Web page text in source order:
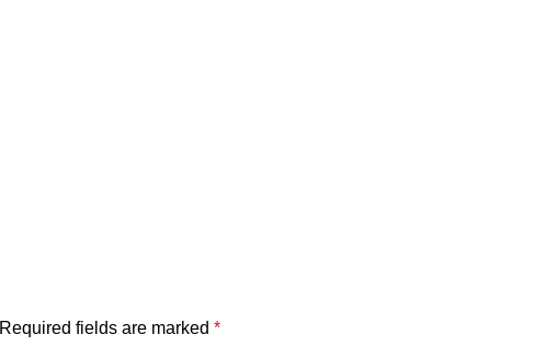
Required fields are marked *